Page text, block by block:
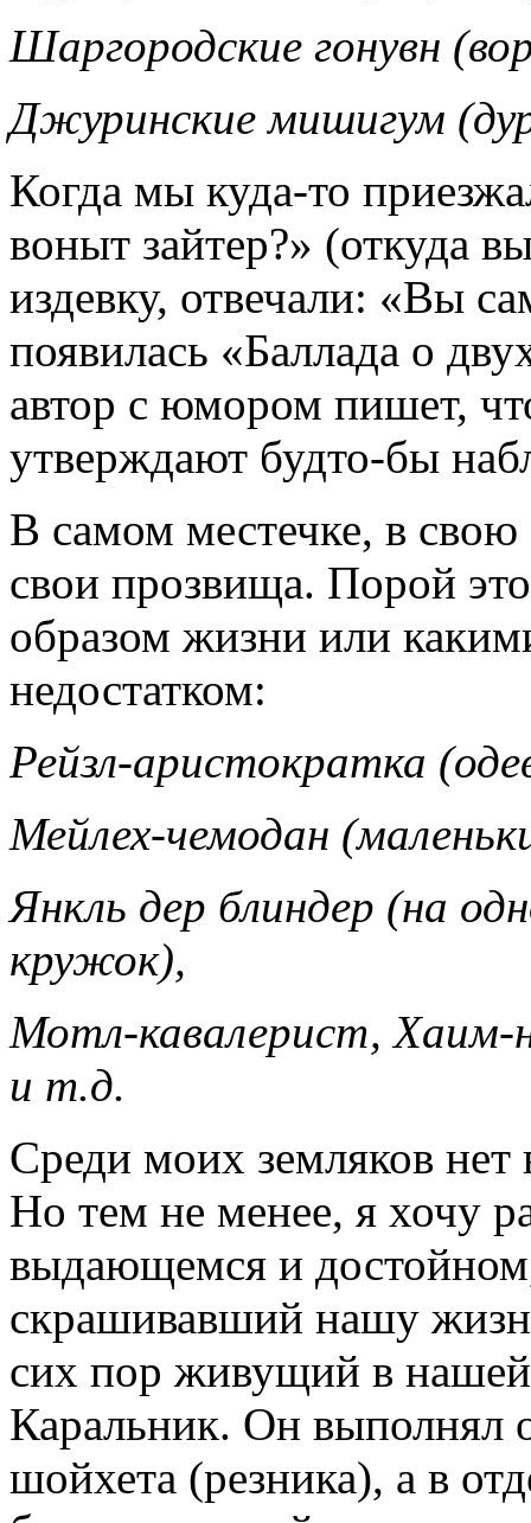
Шаргородские гонувн
Джуринские мишигум
Когда мы куда-то
воныт зайтер?» (откуда
издевку, отвечали: «Вы
появилась «Баллада о
автор с юмором пишет,
утверждают будто-бы
В самом местечке, в
свои прозвища. Порой
образом жизни или
недостатком:
Рейзл-аристократка
Мейлех-чемодан
Янкль дер блиндер (на
кружок),
Мотл-кавалерист, Хаим-
и т.д.
Среди моих земляков
Но тем не менее, я хочу
выдающемся и
скрашивавший нашу
сих пор живущий в
Каральник. Он выполнял
шойхета (резника), а в